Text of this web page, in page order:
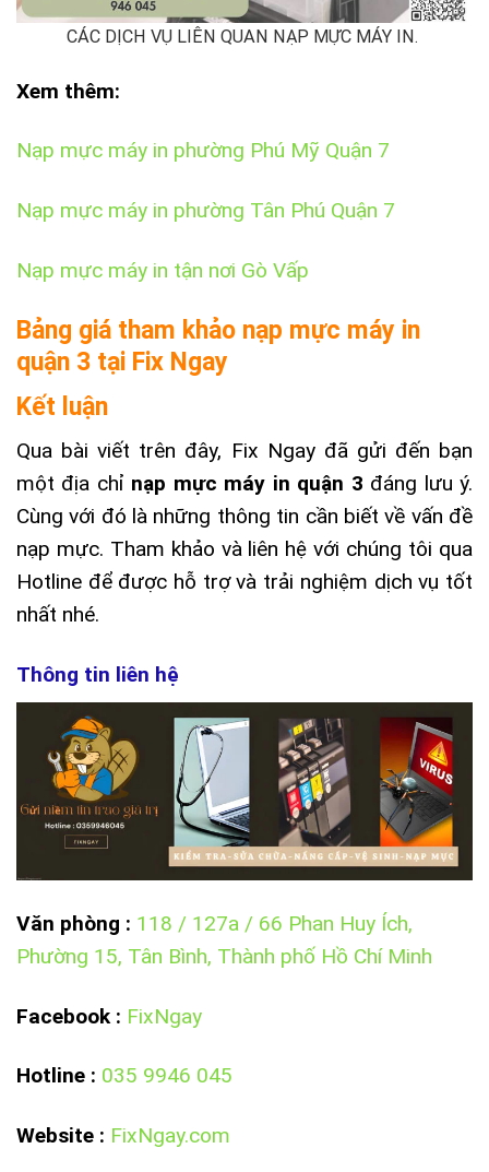
CÁC DỊCH VỤ LIÊN QUAN NẠP MỰC MÁY IN.
Xem thêm:
Nạp mực máy in phường Phú Mỹ Quận 7
Nạp mực máy in phường Tân Phú Quận 7
Nạp mực máy in tận nơi Gò Vấp
Bảng giá tham khảo nạp mực máy in
quận 3 tại Fix Ngay
Kết luận
Qua bài viết trên đây, Fix Ngay đã gửi đến bạn
một địa chỉ nạp mực máy in quận 3 đáng lưu ý.
Cùng với đó là những thông tin cần biết về vấn đề
nạp mực. Tham khảo và liên hệ với chúng tôi qua
Hotline để được hỗ trợ và trải nghiệm dịch vụ tốt
nhất nhé.
Thông tin liên hệ
Văn phòng : 118 / 127a / 66 Phan Huy Ích,
Phường 15, Tân Bình, Thành phố Hồ Chí Minh
Facebook : FixNgay
Hotline : 035 9946 045
Website : FixNgay.com